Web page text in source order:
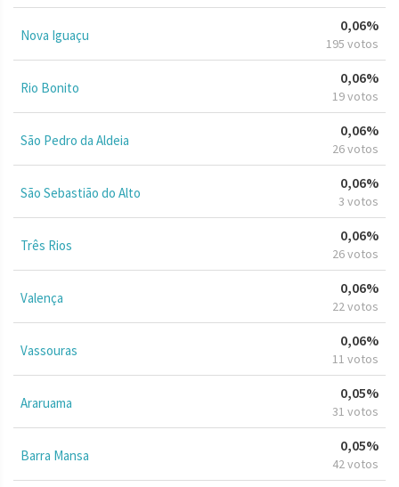
Nova Iguaçu
0,06%
195 votos
Rio Bonito
0,06%
19 votos
São Pedro da Aldeia
0,06%
26 votos
São Sebastião do Alto
0,06%
3 votos
Três Rios
0,06%
26 votos
Valença
0,06%
22 votos
Vassouras
0,06%
11 votos
Araruama
0,05%
31 votos
Barra Mansa
0,05%
42 votos